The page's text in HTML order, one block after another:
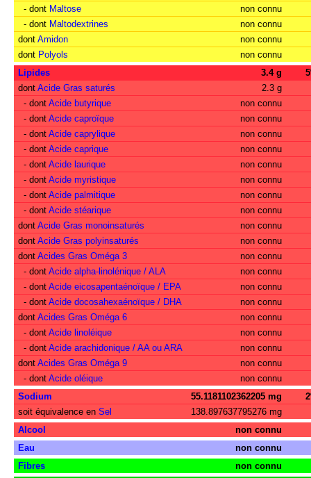
- dont Maltose
non connu
- dont Maltodextrines
non connu
dont Amidon
non connu
dont Polyols
non connu
Lipides
3.4 g
dont Acide Gras saturés
2.3 g
- dont Acide butyrique
non connu
- dont Acide caproïque
non connu
- dont Acide caprylique
non connu
- dont Acide caprique
non connu
- dont Acide laurique
non connu
- dont Acide myristique
non connu
- dont Acide palmitique
non connu
- dont Acide stéarique
non connu
dont Acide Gras monoinsaturés
non connu
dont Acide Gras polyinsaturés
non connu
dont Acides Gras Oméga 3
non connu
- dont Acide alpha-linolénique / ALA
non connu
- dont Acide eicosapentaénoïque / EPA
non connu
- dont Acide docosahexaénoïque / DHA
non connu
dont Acides Gras Oméga 6
non connu
- dont Acide linoléique
non connu
- dont Acide arachidonique / AA ou ARA
non connu
dont Acides Gras Oméga 9
non connu
- dont Acide oléique
non connu
Sodium
55.1181102362205 mg
soit équivalence en Sel
138.897637795276 mg
Alcool
non connu
Eau
non connu
Fibres
non connu